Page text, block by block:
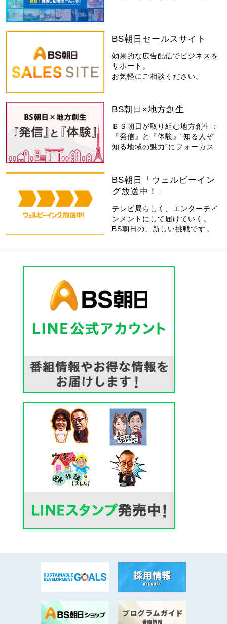
BS朝日セールスサイト
効果的な広告配信でビジネスを
サポート。
お気軽にご相談ください。
BS朝日×地方創生
ＢＳ朝日が取り組む地方創生：
『発信』と『体験』“知る人ぞ
知る地域の魅力”にフォーカス
BS朝日「ウェルビーイン
グ放送中！」
テレビ局らしく、エンターテイ
ンメントにして届けていく。
BS朝日の、新しい挑戦です。